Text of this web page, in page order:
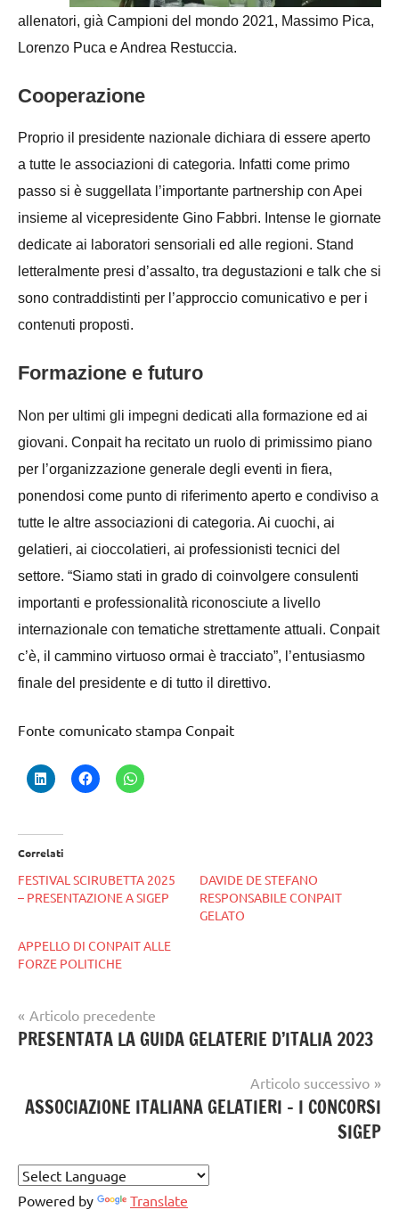
allenatori, già Campioni del mondo 2021, Massimo Pica,
Lorenzo Puca e Andrea Restuccia.
Cooperazione
Proprio il presidente nazionale dichiara di essere aperto
a tutte le associazioni di categoria. Infatti come primo
passo si è suggellata l’importante partnership con Apei
insieme al vicepresidente Gino Fabbri. Intense le giornate
dedicate ai laboratori sensoriali ed alle regioni. Stand
letteralmente presi d’assalto, tra degustazioni e talk che si
sono contraddistinti per l’approccio comunicativo e per i
contenuti proposti.
Formazione e futuro
Non per ultimi gli impegni dedicati alla formazione ed ai
giovani. Conpait ha recitato un ruolo di primissimo piano
per l’organizzazione generale degli eventi in fiera,
ponendosi come punto di riferimento aperto e condiviso a
tutte le altre associazioni di categoria. Ai cuochi, ai
gelatieri, ai cioccolatieri, ai professionisti tecnici del
settore. “Siamo stati in grado di coinvolgere consulenti
importanti e professionalità riconosciute a livello
internazionale con tematiche strettamente attuali. Conpait
c’è, il cammino virtuoso ormai è tracciato”, l’entusiasmo
finale del presidente e di tutto il direttivo.
Fonte comunicato stampa Conpait
Correlati
FESTIVAL SCIRUBETTA 2025
– PRESENTAZIONE A SIGEP
DAVIDE DE STEFANO
RESPONSABILE CONPAIT
GELATO
APPELLO DI CONPAIT ALLE
FORZE POLITICHE
gelataio,
GELATO
artigianale
notizie
gelato
Navigazione
articoli
Articolo precedente
PRESENTATA LA GUIDA GELATERIE D’ITALIA 2023
Articolo successivo
ASSOCIAZIONE ITALIANA GELATIERI – I CONCORSI
SIGEP
Powered by Translate